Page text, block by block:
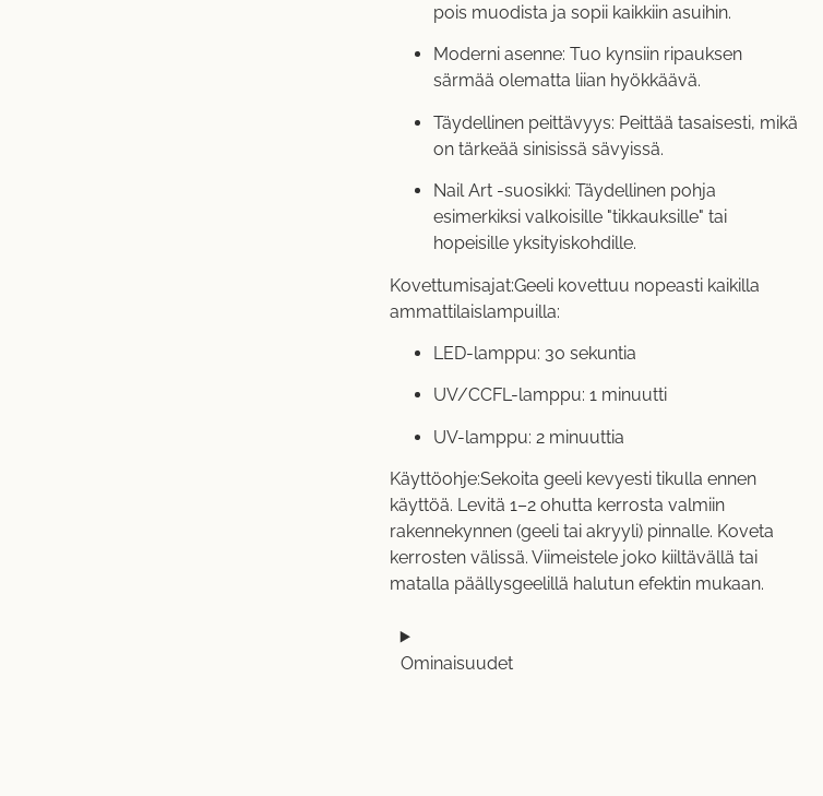
pois muodista ja sopii kaikkiin asuihin.
Moderni asenne: Tuo kynsiin ripauksen
särmää olematta liian hyökkäävä.
Täydellinen peittävyys: Peittää tasaisesti, mikä
on tärkeää sinisissä sävyissä.
Nail Art -suosikki: Täydellinen pohja
esimerkiksi valkoisille "tikkauksille" tai
hopeisille yksityiskohdille.
Kovettumisajat:Geeli kovettuu nopeasti kaikilla
ammattilaislampuilla:
LED-lamppu: 30 sekuntia
UV/CCFL-lamppu: 1 minuutti
UV-lamppu: 2 minuuttia
Käyttöohje:Sekoita geeli kevyesti tikulla ennen
käyttöä. Levitä 1–2 ohutta kerrosta valmiin
rakennekynnen (geeli tai akryyli) pinnalle. Koveta
kerrosten välissä. Viimeistele joko kiiltävällä tai
matalla päällysgeelillä halutun efektin mukaan.
Ominaisuudet